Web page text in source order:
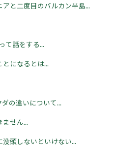
アと二度目のバルカン半島...
て話をする...
とになるとは...
の違いについて...
ません...
頭しないといけない...